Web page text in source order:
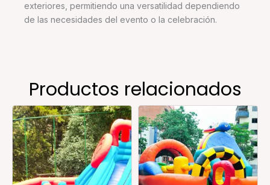
exteriores, permitiendo una versatilidad dependiendo
de las necesidades del evento o la celebración.
Productos relacionados